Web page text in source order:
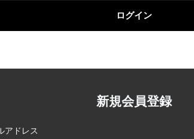
ログイン
新規会員登録
アドレス